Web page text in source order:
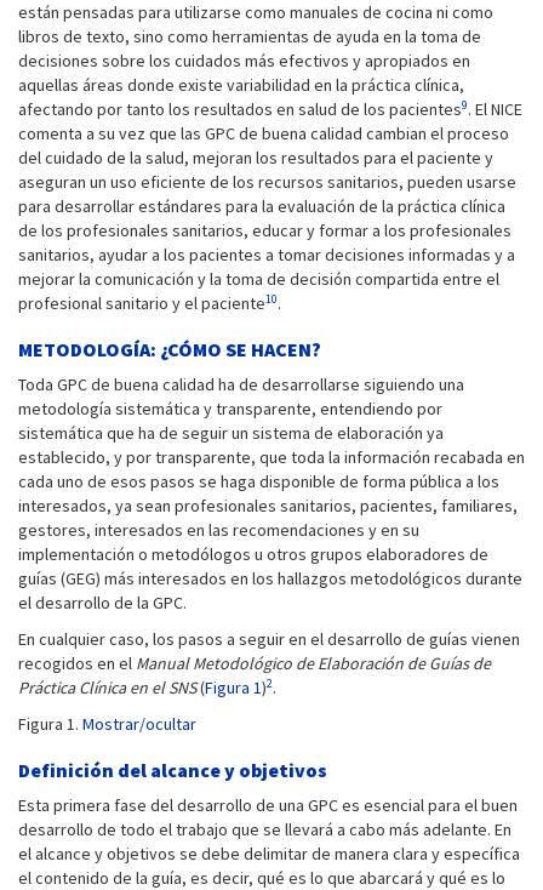
están pensadas para utilizarse como manuales de cocina ni como
libros de texto, sino como herramientas de ayuda en la toma de
decisiones sobre los cuidados más efectivos y apropiados en
aquellas áreas donde existe variabilidad en la práctica clínica,
afectando por tanto los resultados en salud de los pacientes9. El NICE
comenta a su vez que las GPC de buena calidad cambian el proceso
del cuidado de la salud, mejoran los resultados para el paciente y
aseguran un uso eficiente de los recursos sanitarios, pueden usarse
para desarrollar estándares para la evaluación de la práctica clínica
de los profesionales sanitarios, educar y formar a los profesionales
sanitarios, ayudar a los pacientes a tomar decisiones informadas y a
mejorar la comunicación y la toma de decisión compartida entre el
profesional sanitario y el paciente10.
METODOLOGÍA: ¿CÓMO SE HACEN?
Toda GPC de buena calidad ha de desarrollarse siguiendo una
metodología sistemática y transparente, entendiendo por
sistemática que ha de seguir un sistema de elaboración ya
establecido, y por transparente, que toda la información recabada en
cada uno de esos pasos se haga disponible de forma pública a los
interesados, ya sean profesionales sanitarios, pacientes, familiares,
gestores, interesados en las recomendaciones y en su
implementación o metodólogos u otros grupos elaboradores de
guías (GEG) más interesados en los hallazgos metodológicos durante
el desarrollo de la GPC.
En cualquier caso, los pasos a seguir en el desarrollo de guías vienen
recogidos en el Manual Metodológico de Elaboración de Guías de
Práctica Clínica en el SNS(Figura 1)2.
Figura 1. Mostrar/ocultar
Definición del alcance y objetivos
Esta primera fase del desarrollo de una GPC es esencial para el buen
desarrollo de todo el trabajo que se llevará a cabo más adelante. En
el alcance y objetivos se debe delimitar de manera clara y específica
el contenido de la guía, es decir, qué es lo que abarcará y qué es lo